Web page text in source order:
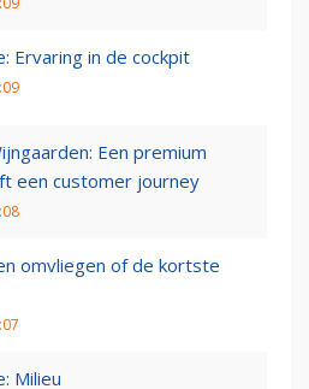
Ervaring in de cockpit
Een premium
een customer journey
omvliegen of de kortste
Milieu